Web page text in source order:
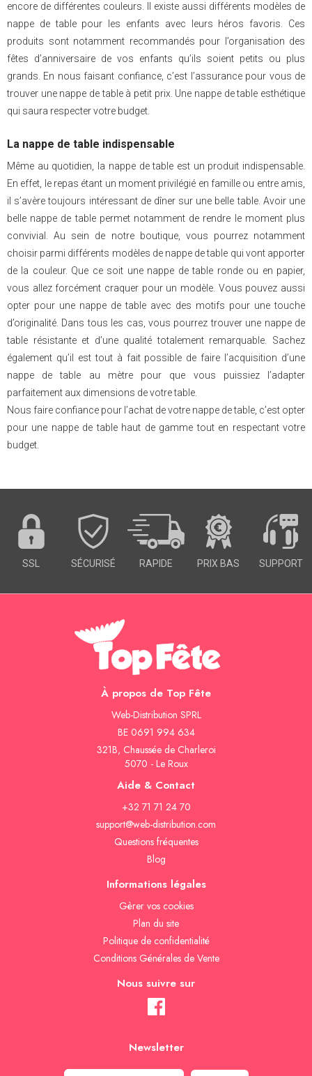
encore de différentes couleurs. Il existe aussi différents modèles de
nappe de table pour les enfants avec leurs héros favoris. Ces
produits sont notamment recommandés pour l’organisation des
fêtes d’anniversaire de vos enfants qu’ils soient petits ou plus
grands. En nous faisant confiance, c’est l’assurance pour vous de
trouver une nappe de table à petit prix. Une nappe de table esthétique
qui saura respecter votre budget.
La nappe de table indispensable
Même au quotidien, la nappe de table est un produit indispensable.
En effet, le repas étant un moment privilégié en famille ou entre amis,
il s’avère toujours intéressant de dîner sur une belle table. Avoir une
belle nappe de table permet notamment de rendre le moment plus
convivial. Au sein de notre boutique, vous pourrez notamment
choisir parmi différents modèles de nappe de table qui vont apporter
de la couleur. Que ce soit une nappe de table ronde ou en papier,
vous allez forcément craquer pour un modèle. Vous pouvez aussi
opter pour une nappe de table avec des motifs pour une touche
d’originalité. Dans tous les cas, vous pourrez trouver une nappe de
table résistante et d’une qualité totalement remarquable. Sachez
également qu’il est tout à fait possible de faire l’acquisition d’une
nappe de table au mètre pour que vous puissiez l’adapter
parfaitement aux dimensions de votre table.
Nous faire confiance pour l’achat de votre nappe de table, c’est opter
pour une nappe de table haut de gamme tout en respectant votre
budget.
SSL SÉCURISÉ RAPIDE PRIX BAS SUPPORT
À propos de Top Fête
Web-Distribution SPRL
BE 0691 994 634
321B, Chaussée de Charleroi
5070 - Le Roux
Aide & Contact
+32 71 71 24 70
support@web-distribution.com
Questions fréquentes
Blog
Informations légales
Gèrer vos cookies
Plan du site
Politique de confidentialité
Conditions Générales de Vente
Nous suivre sur
Newsletter